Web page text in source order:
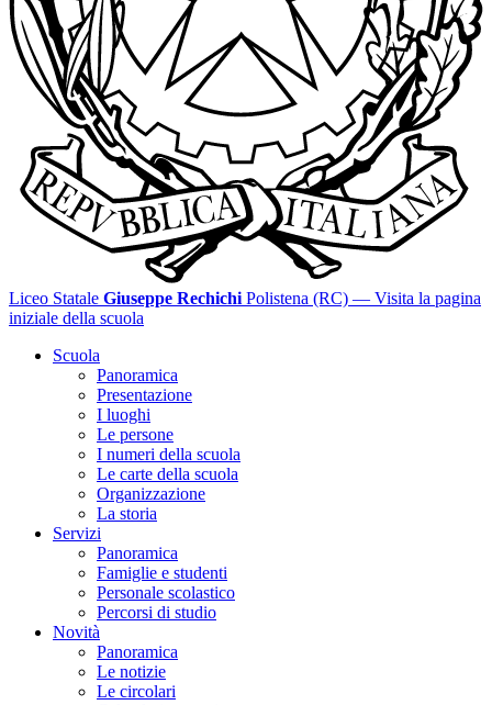
Liceo Statale Giuseppe Rechichi Polistena (RC) — Visita la pagina
iniziale della scuola
Scuola
Panoramica
Presentazione
I luoghi
Le persone
I numeri della scuola
Le carte della scuola
Organizzazione
La storia
Servizi
Panoramica
Famiglie e studenti
Personale scolastico
Percorsi di studio
Novità
Panoramica
Le notizie
Le circolari